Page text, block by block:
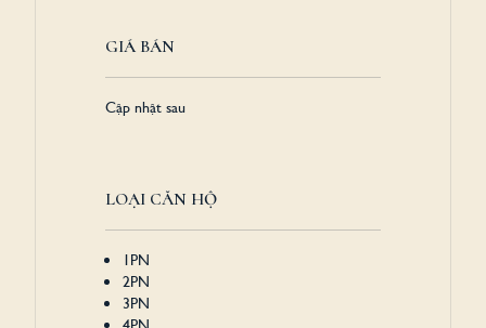
GIÁ BÁN
Cập nhật sau
LOẠI CĂN HỘ
1PN
2PN
3PN
4PN